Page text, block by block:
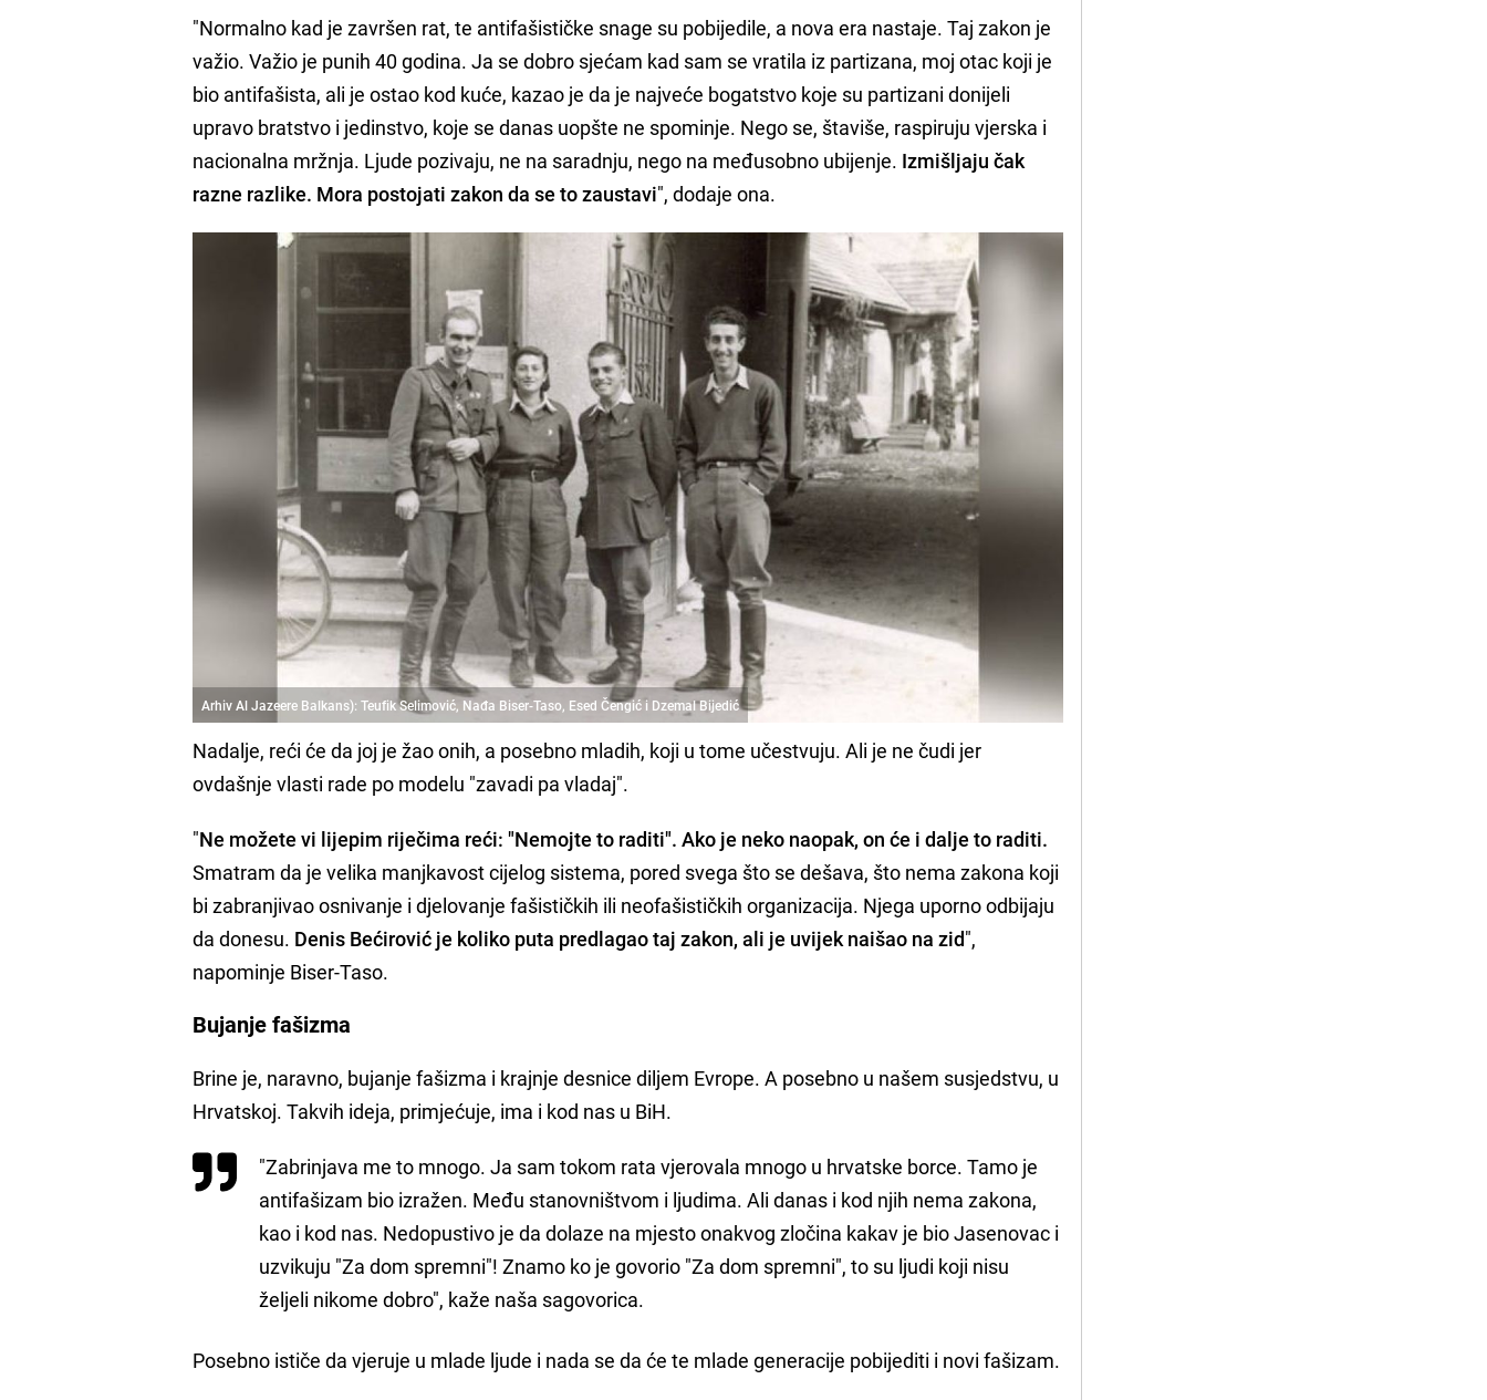
"Normalno kad je završen rat, te antifašističke snage su pobijedile, a nova era nastaje. Taj zakon je
važio. Važio je punih 40 godina. Ja se dobro sjećam kad sam se vratila iz partizana, moj otac koji je
bio antifašista, ali je ostao kod kuće, kazao je da je najveće bogatstvo koje su partizani donijeli
upravo bratstvo i jedinstvo, koje se danas uopšte ne spominje. Nego se, štaviše, raspiruju vjerska i
nacionalna mržnja. Ljude pozivaju, ne na saradnju, nego na međusobno ubijenje. Izmišljaju čak
razne razlike. Mora postojati zakon da se to zaustavi", dodaje ona.
Arhiv Al Jazeere Balkans): Teufik Selimović, Nađa Biser-Taso, Esed Čengić i Dzemal Bijedić
Nadalje, reći će da joj je žao onih, a posebno mladih, koji u tome učestvuju. Ali je ne čudi jer
ovdašnje vlasti rade po modelu "zavadi pa vladaj".
"Ne možete vi lijepim riječima reći: "Nemojte to raditi". Ako je neko naopak, on će i dalje to raditi.
Smatram da je velika manjkavost cijelog sistema, pored svega što se dešava, što nema zakona koji
bi zabranjivao osnivanje i djelovanje fašističkih ili neofašističkih organizacija. Njega uporno odbijaju
da donesu. Denis Bećirović je koliko puta predlagao taj zakon, ali je uvijek naišao na zid",
napominje Biser-Taso.
Bujanje fašizma
Brine je, naravno, bujanje fašizma i krajnje desnice diljem Evrope. A posebno u našem susjedstvu, u
Hrvatskoj. Takvih ideja, primjećuje, ima i kod nas u BiH.
"Zabrinjava me to mnogo. Ja sam tokom rata vjerovala mnogo u hrvatske borce. Tamo je
antifašizam bio izražen. Među stanovništvom i ljudima. Ali danas i kod njih nema zakona,
kao i kod nas. Nedopustivo je da dolaze na mjesto onakvog zločina kakav je bio Jasenovac i
uzvikuju "Za dom spremni"! Znamo ko je govorio "Za dom spremni", to su ljudi koji nisu
željeli nikome dobro", kaže naša sagovorica.
Posebno ističe da vjeruje u mlade ljude i nada se da će te mlade generacije pobijediti i novi fašizam.